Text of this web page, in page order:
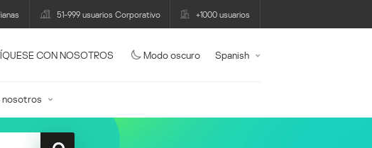
51-999 usuarios Corporativo +1000 usuarios
CON NOSOTROS Modo oscuro Spanish
nosotros